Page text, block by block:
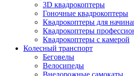
3D квадрокоптеры
Гоночные квадрокоптеры
Квадрокоптеры для
Квадрокоптеры
Квадрокоптеры с камерой
Колесный транспорт
Беговелы
Велосипеды
Внедорожные самокаты